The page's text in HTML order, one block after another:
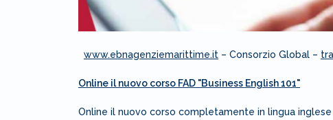
www.ebnagenziemarittime.it – Consorzio Global –
Online il nuovo corso FAD "Business English 101"
Online il nuovo corso completamente in lingua